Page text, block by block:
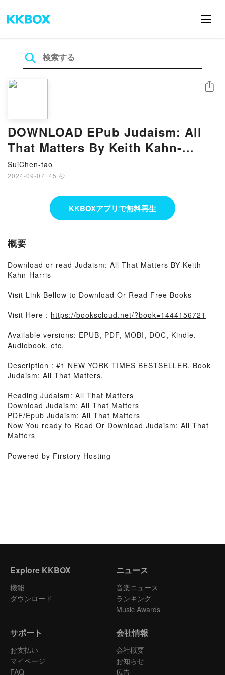
DOWNLOAD EPub Judaism: All
That Matters By Keith Kahn-
Harris
SuiChen-tao
2024-09-07 · 45 秒
シェア
KKBOXアプリで無料再生
概要
Download or read Judaism: All That Matters BY Keith
Kahn-Harris
Visit Link Bellow to Download Or Read Free Books
Visit Here : https://bookscloud.net/?book=1444156721
Available versions: EPUB, PDF, MOBI, DOC, Kindle,
Audiobook, etc.
Description : #1 NEW YORK TIMES BESTSELLER, Book
Judaism: All That Matters.
Reading Judaism: All That Matters
Download Judaism: All That Matters
PDF/Epub Judaism: All That Matters
Now You ready to Read Or Download Judaism: All That
Matters
Powered by Firstory Hosting
Explore KKBOX
機能
ダウンロード
ニュース
音楽ニュース
ランキング
Music Awards
サポート
お支払い
マイページ
FAQ
会社情報
会社概要
お知らせ
広告